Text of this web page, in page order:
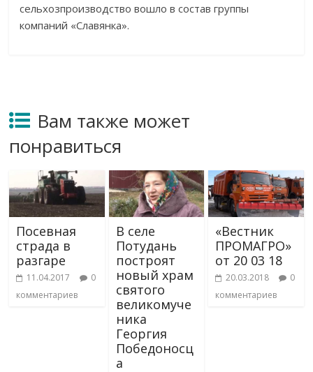
сельхозпроизводство вошло в состав группы
компаний «Славянка».
Вам также может
понравиться
Посевная
страда в
разгаре
11.04.2017
0
комментариев
В селе
Потудань
построят
новый храм
святого
великомуче
ника
Георгия
Победоносц
а
«Вестник
ПРОМАГРО»
от 20 03 18
20.03.2018
0
комментариев